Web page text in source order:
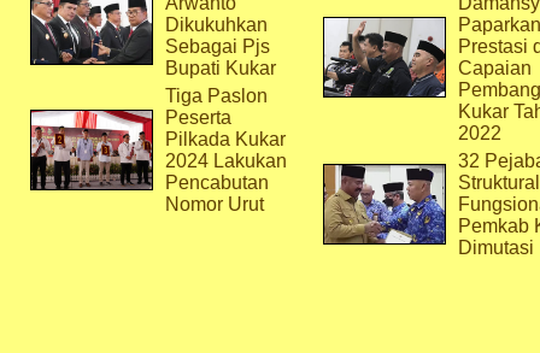
Dikukuhkan
Sebagai Pjs
Bupati Kukar
Tiga Paslon
Peserta
Pilkada Kukar
2024 Lakukan
Pencabutan
Nomor Urut
Paparkan
Prestasi
Capaian
Kukar
2022
32
Pemkab
Dimutasi